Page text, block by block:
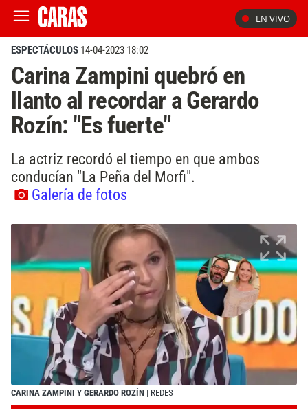
EN VIVO
ESPECTÁCULOS 14-04-2023 18:02
Carina Zampini quebró en
llanto al recordar a Gerardo
Rozín: "Es fuerte"
La actriz recordó el tiempo en que ambos
conducían "La Peña del Morfi".
Galería de fotos
CARINA ZAMPINI Y GERARDO ROZÍN | REDES